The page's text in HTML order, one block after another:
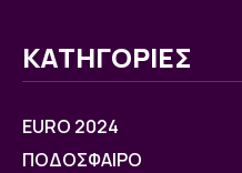
ΚΑΤΗΓΟΡΙΕΣ
EURO 2024
ΠΟΔΟΣΦΑΙΡΟ